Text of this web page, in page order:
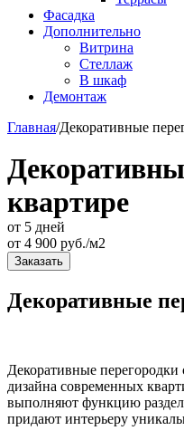
Фасадка
Дополнительно
Витрина
Стеллаж
В шкаф
Демонтаж
Главная/Декоративные
квартире
от 5 дней
от 4 900 руб./м2
Заказать
Декоративные
Декоративные
дизайна современных
выполняют функцию
придают интерьеру